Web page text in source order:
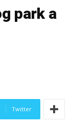
park a
Twitter